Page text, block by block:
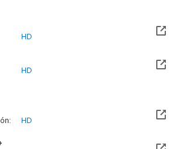
HD
hasta el Mié, 09 May 2029 (Quedan 2 años)
HD
hasta el Sab, 26 Sep 2026 (Queda 1 mes)
HD